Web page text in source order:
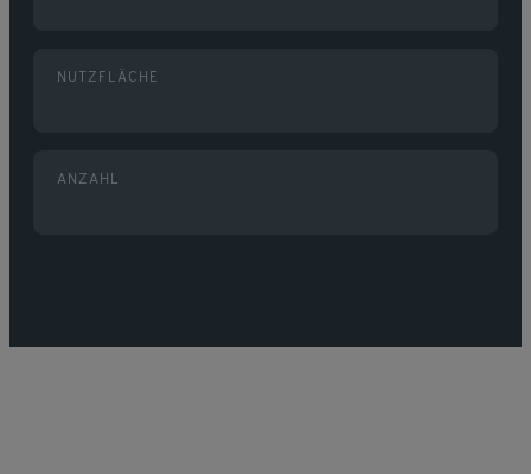
NUTZFLÄCHE
ANZAHL